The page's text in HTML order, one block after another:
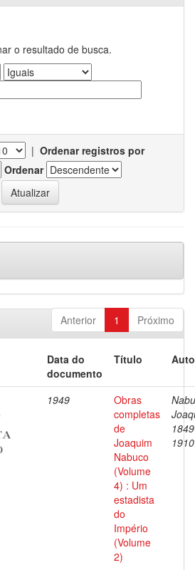
o resultado de busca.
| Ordenar registros por
Ordenar
Anterior 1 Próximo
Data do
documento
Título
1949
Obras
completas
de
Joaquim
Nabuco
(Volume
4) : Um
estadista
do
Império
(Volume
2)
1910